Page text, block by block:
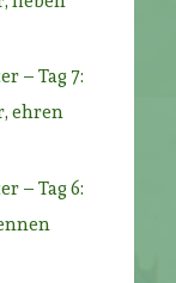
– Tag 7:
ehren
– Tag 6: